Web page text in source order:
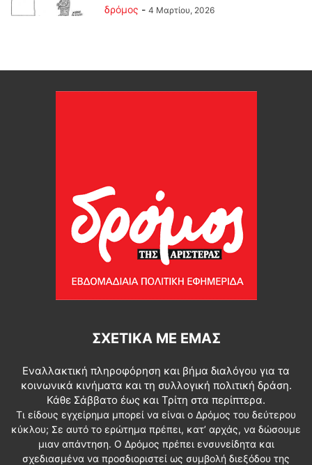
δρόμος - 4 Μαρτίου, 2026
ΣΧΕΤΙΚΆ ΜΕ ΕΜΆΣ
Εναλλακτική πληροφόρηση και βήμα διαλόγου για τα
κοινωνικά κινήματα και τη συλλογική πολιτική δράση.
Κάθε Σάββατο έως και Τρίτη στα περίπτερα.
Τι είδους εγχείρημα μπορεί να είναι ο Δρόμος του δεύτερου
κύκλου; Σε αυτό το ερώτημα πρέπει, κατ’ αρχάς, να δώσουμε
μιαν απάντηση. Ο Δρόμος πρέπει ενσυνείδητα και
σχεδιασμένα να προσδιοριστεί ως συμβολή διεξόδου της